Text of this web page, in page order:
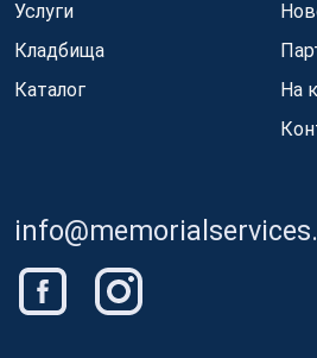
Услуги
Кладбища
Каталог
На